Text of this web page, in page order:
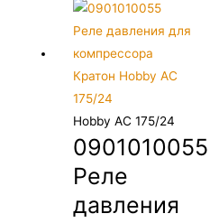
Hobby AC 175/24
0901010055
Реле
давления